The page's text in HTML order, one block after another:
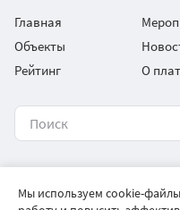
Главная
Объекты
Рейтинг
О
Мы используем cookie-